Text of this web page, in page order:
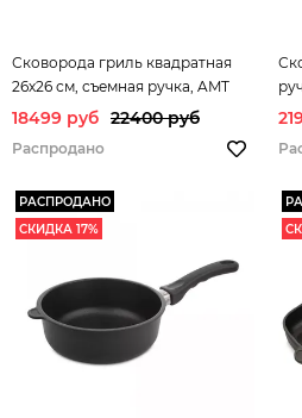
Сковорода гриль квадратная
26х26 см, съемная ручка, AMT
Frying Pans Titan арт. AMT I-
18499 руб 22400 руб
Распродано
РАСПРОДАНО
СКИДКА 17%